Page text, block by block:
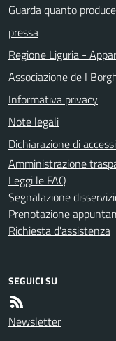
Guarda quanto
pressa
Regione Liguria -
Associazione de I
Informativa privacy
Note legali
Dichiarazione di
Amministrazione
Leggi le FAQ
Segnalazione
Prenotazione
Richiesta d'assistenza
SEGUICI SU
Newsletter